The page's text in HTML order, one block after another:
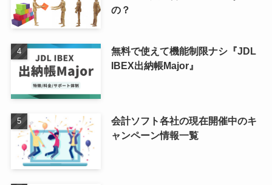
の？
無料で使えて機能制限ナシ『JDL
IBEX出納帳Major』
会計ソフト各社の現在開催中のキ
ャンペーン情報一覧